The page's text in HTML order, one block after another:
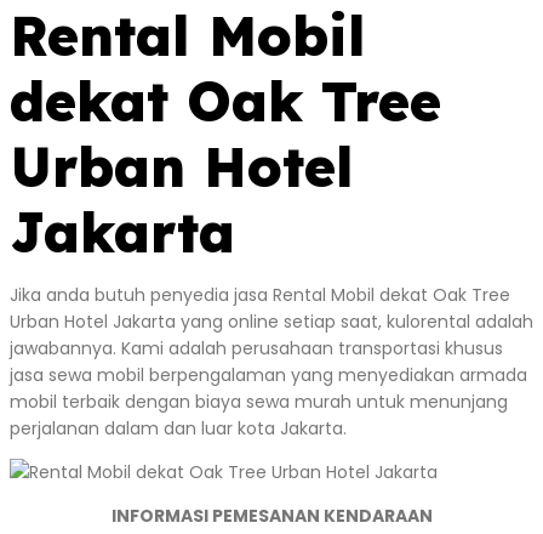
Rental Mobil
dekat Oak Tree
Urban Hotel
Jakarta
Jika anda butuh penyedia jasa Rental Mobil dekat Oak Tree
Urban Hotel Jakarta yang online setiap saat, kulorental adalah
jawabannya. Kami adalah perusahaan transportasi khusus
jasa sewa mobil berpengalaman yang menyediakan armada
mobil terbaik dengan biaya sewa murah untuk menunjang
perjalanan dalam dan luar kota Jakarta.
INFORMASI PEMESANAN KENDARAAN